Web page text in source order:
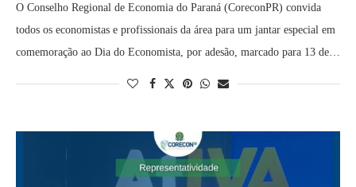
O Conselho Regional de Economia do Paraná (CoreconPR) convida
todos os economistas e profissionais da área para um jantar especial em
comemoração ao Dia do Economista, por adesão, marcado para 13 de…